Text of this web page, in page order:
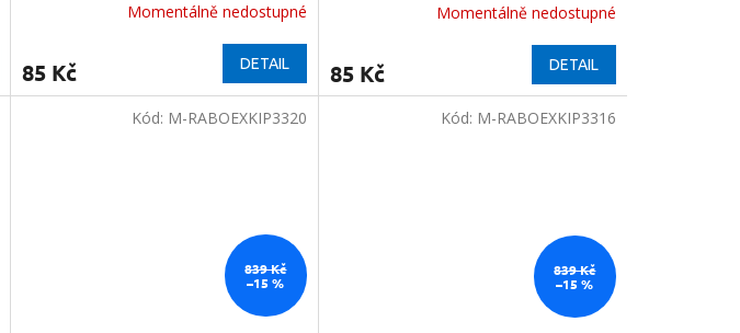
Momentálně nedostupné
85 Kč DETAIL
Momentálně nedostupné
85 Kč DETAIL
839 Kč
–15 %
Kód: M-RABOEXKIP3320
839 Kč
–15 %
Kód: M-RABOEXKIP3316